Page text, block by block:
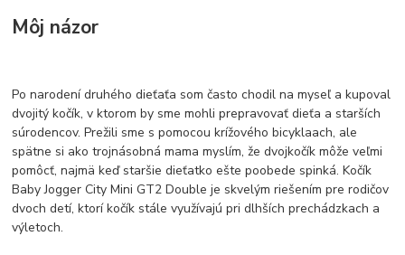
Môj názor
Po narodení druhého dieťaťa som často chodil na myseľ a kupoval
dvojitý kočík, v ktorom by sme mohli prepravovať dieťa a starších
súrodencov. Prežili sme s pomocou krížového bicyklaach, ale
spätne si ako trojnásobná mama myslím, že dvojkočík môže veľmi
pomôcť, najmä keď staršie dieťatko ešte poobede spinká. Kočík
Baby Jogger City Mini GT2 Double je skvelým riešením pre rodičov
dvoch detí, ktorí kočík stále využívajú pri dlhších prechádzkach a
výletoch.